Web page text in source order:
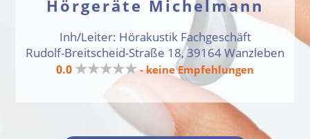
Hörgeräte Michelmann
Inh/Leiter: Hörakustik Fachgeschäft
Rudolf-Breitscheid-Straße 18, 39164 Wanzleben
0.0 ★★★★★ - keine Empfehlungen